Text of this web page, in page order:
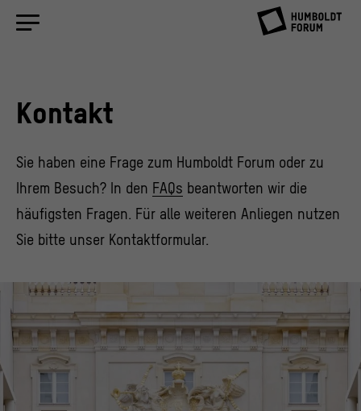
Kontakt
Sie haben eine Frage zum Humboldt Forum oder zu
Ihrem Besuch? In den FAQs beantworten wir die
häufigsten Fragen. Für alle weiteren Anliegen nutzen
Sie bitte unser Kontaktformular.